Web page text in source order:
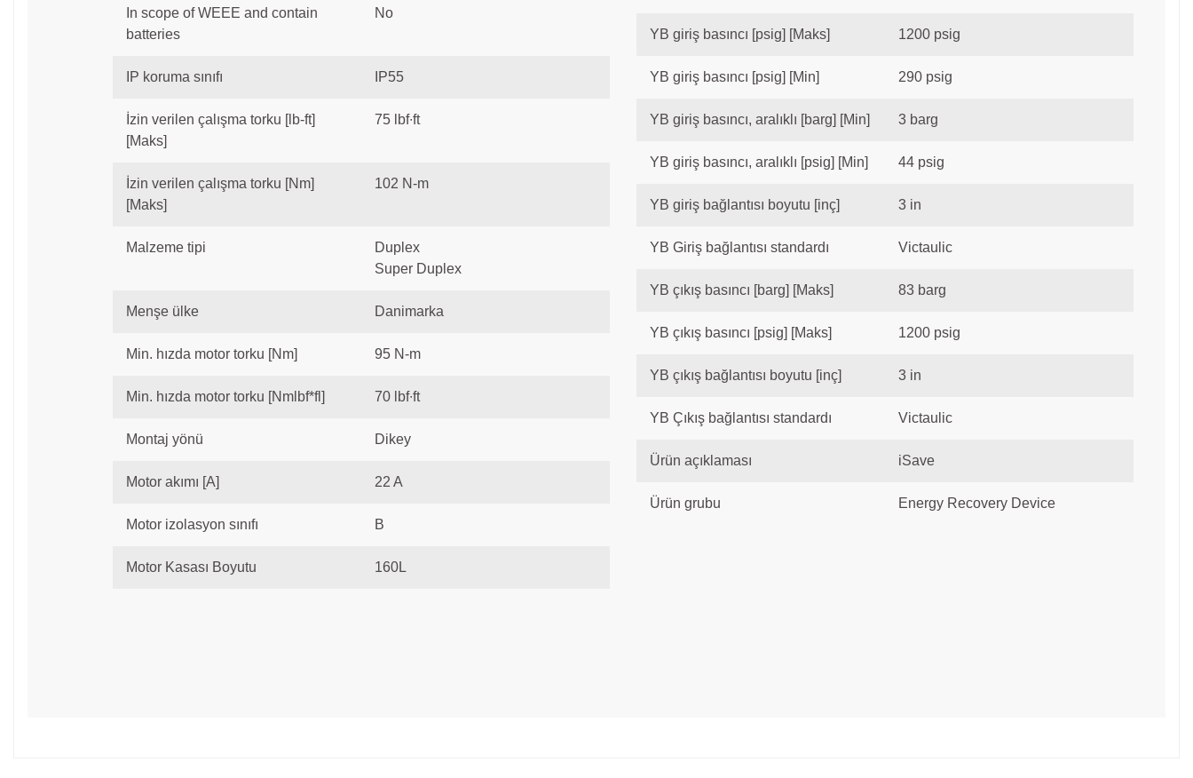
In scope of WEEE and contain
batteries
No
IP koruma sınıfı IP55
İzin verilen çalışma torku [lb-ft]
[Maks]
75 lbf∙ft
İzin verilen çalışma torku [Nm]
[Maks]
102 N-m
Malzeme tipi
Duplex
Super Duplex
Menşe ülke Danimarka
Min. hızda motor torku [Nm] 95 N-m
Min. hızda motor torku [Nmlbf*fl] 70 lbf∙ft
Montaj yönü Dikey
Motor akımı [A] 22 A
Motor izolasyon sınıfı B
Motor Kasası Boyutu 160L
YB giriş basıncı [psig] [Maks] 1200 psig
YB giriş basıncı [psig] [Min] 290 psig
YB giriş basıncı, aralıklı [barg] [Min] 3 barg
YB giriş basıncı, aralıklı [psig] [Min] 44 psig
YB giriş bağlantısı boyutu [inç] 3 in
YB Giriş bağlantısı standardı Victaulic
YB çıkış basıncı [barg] [Maks] 83 barg
YB çıkış basıncı [psig] [Maks] 1200 psig
YB çıkış bağlantısı boyutu [inç] 3 in
YB Çıkış bağlantısı standardı Victaulic
Ürün açıklaması iSave
Ürün grubu Energy Recovery Device